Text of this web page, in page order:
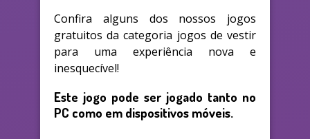
Confira alguns dos nossos jogos
gratuitos da categoria jogos de vestir
para uma experiência nova e
inesquecível!
Este jogo pode ser jogado tanto no
PC como em dispositivos móveis.